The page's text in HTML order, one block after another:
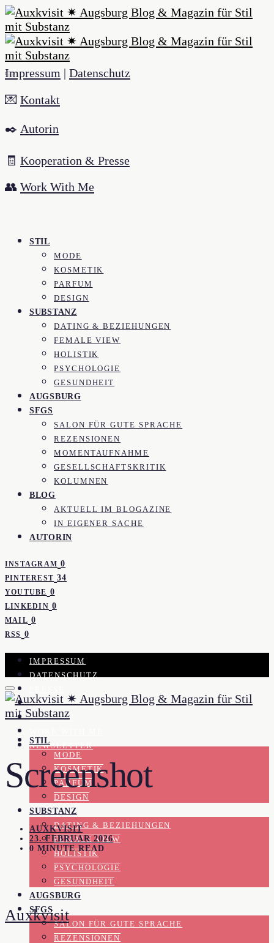
Impressum | Datenschutz
💌 Kontakt
✒️ Autorin
🧾 Kooperation & Presse
👥 Work With Me
STIL
MODE
KOSMETIK
PARFUM
DESIGN
SUBSTANZ
DATING & BEZIEHUNGEN
FEMALE VIEW
HOLISTIK
PSYCHOLOGIE
GESUNDHEIT
AUGSBURG
SFGS
SALON FÜR GUTE SPRACHE
REZENSIONEN
MOMENTAUFNAHME
GESELLSCHAFTSKRITIK
KOLUMNEN
BLOG
AKTUELL IM BLOGAZINE
IN EIGENER SACHE
AUTORIN
INSTAGRAM 0
PINTEREST 34
YOUTUBE 0
LINKEDIN 0
MAIL 0
RSS 0
IMPRESSUM
DATENSCHUTZ
KOOPERATION
KONTAKT
NEWSLETTER
STIL
MODE
KOSMETIK
PARFUM
DESIGN
SUBSTANZ
DATING & BEZIEHUNGEN
FEMALE VIEW
HOLISTIK
PSYCHOLOGIE
GESUNDHEIT
AUGSBURG
SFGS
SALON FÜR GUTE SPRACHE
REZENSIONEN
Screenshot
AUXKVISIT
23. FEBRUAR 2026
0 MINUTE READ
Auxkvisit